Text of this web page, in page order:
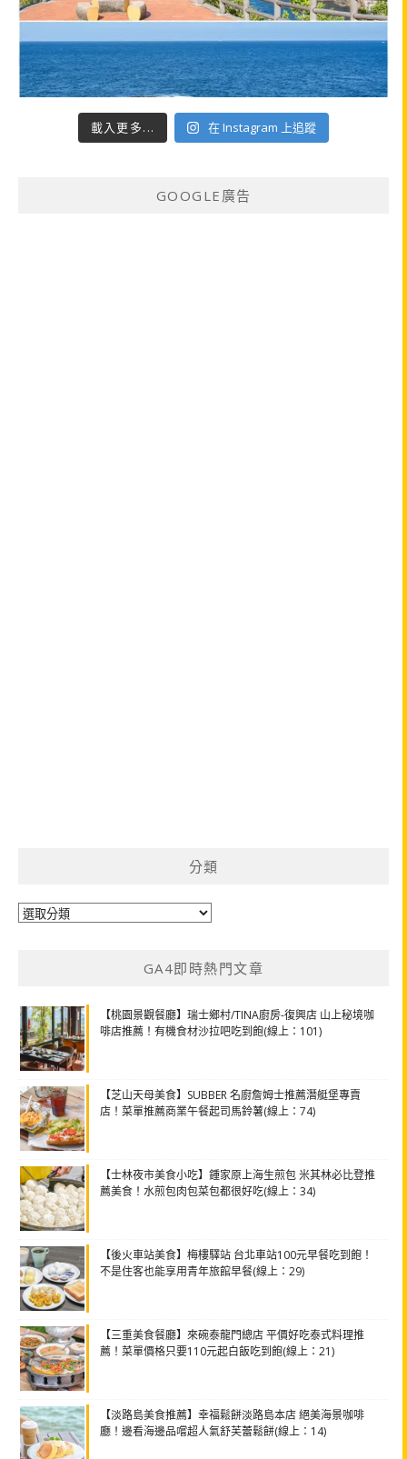
載入更多... 在 Instagram 上追蹤
GOOGLE廣告
分類
分
GA4即時熱門文章
【桃園景觀餐廳】瑞士鄉村/TINA廚房-復興店 山上秘境咖
啡店推薦！有機食材沙拉吧吃到飽(線上：101)
【芝山天母美食】SUBBER 名廚詹姆士推薦潛艇堡專賣
店！菜單推薦商業午餐起司馬鈴薯(線上：74)
【士林夜市美食小吃】鍾家原上海生煎包 米其林必比登推
薦美食！水煎包肉包菜包都很好吃(線上：34)
【後火車站美食】梅樓驛站 台北車站100元早餐吃到飽！
不是住客也能享用青年旅館早餐(線上：29)
【三重美食餐廳】來碗泰龍門總店 平價好吃泰式料理推
薦！菜單價格只要110元起白飯吃到飽(線上：21)
【淡路島美食推薦】幸福鬆餅淡路島本店 絕美海景咖啡
廳！邊看海邊品嚐超人氣舒芙蕾鬆餅(線上：14)